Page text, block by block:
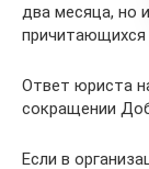
два месяца, но
причитающихся
Ответ юриста
сокращении
Если в